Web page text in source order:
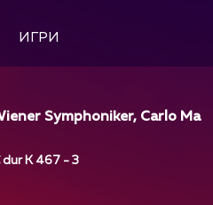
ИГРИ
Symphoniker, Carlo Ma
dur K 467 - 3